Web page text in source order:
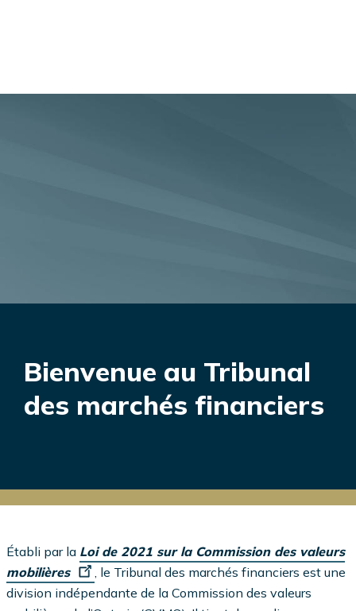
Bienvenue au Tribunal
des marchés financiers
Établi par la Loi de 2021 sur la Commission des valeurs
mobilières
, le Tribunal des marchés financiers est une
division indépendante de la Commission des valeurs